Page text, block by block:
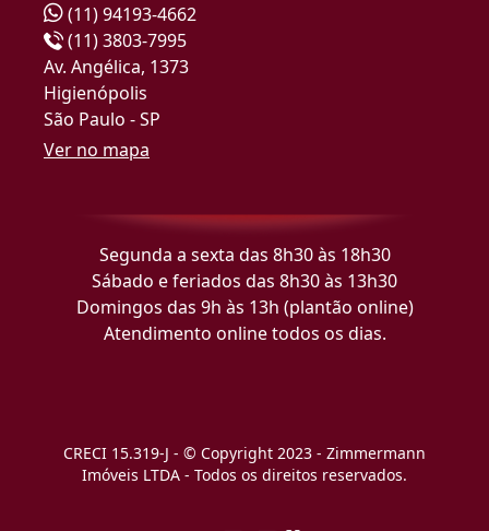
(11) 94193-4662
(11) 3803-7995
Av. Angélica, 1373
Higienópolis
São Paulo - SP
Ver no mapa
Segunda a sexta das 8h30 às 18h30
Sábado e feriados das 8h30 às 13h30
Domingos das 9h às 13h (plantão online)
Atendimento online todos os dias.
CRECI 15.319-J - © Copyright 2023 - Zimmermann
Imóveis LTDA - Todos os direitos reservados.